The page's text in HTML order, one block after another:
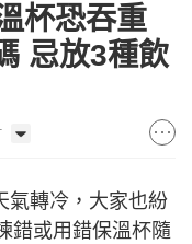
杯恐吞重
忌放3種飲
氣轉冷，大家也紛
錯或用錯保溫杯隨